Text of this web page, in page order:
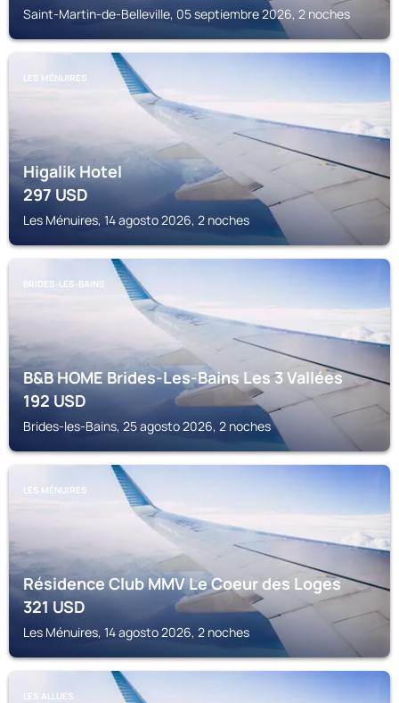
Saint-Martin-de-Belleville, 05 septiembre 2026, 2 noches
LES MÉNUIRES
Higalik Hotel
297USD
Les Ménuires, 14 agosto 2026, 2 noches
BRIDES-LES-BAINS
B&B HOME Brides-Les-Bains Les 3 Vallées
192USD
Brides-les-Bains, 25 agosto 2026, 2 noches
LES MÉNUIRES
Résidence Club MMV Le Coeur des Loges
321USD
Les Ménuires, 14 agosto 2026, 2 noches
LES ALLUES